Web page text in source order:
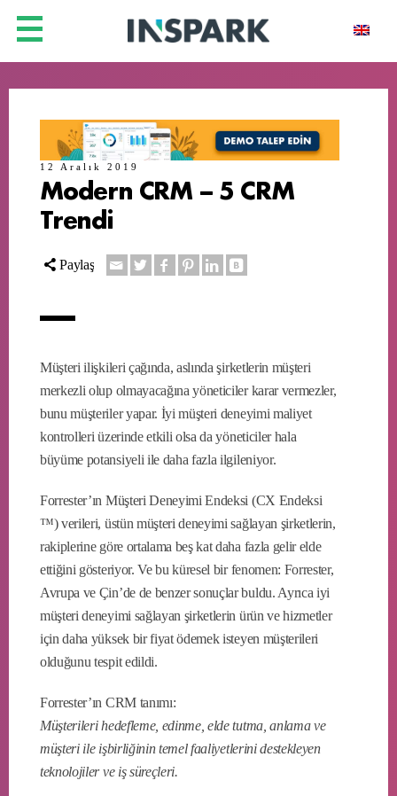
12 Aralık 2019
Modern CRM – 5 CRM
Trendi
Paylaş
Müşteri ilişkileri çağında, aslında şirketlerin müşteri
merkezli olup olmayacağına yöneticiler karar vermezler,
bunu müşteriler yapar. İyi müşteri deneyimi maliyet
kontrolleri üzerinde etkili olsa da yöneticiler hala
büyüme potansiyeli ile daha fazla ilgileniyor.
Forrester’ın Müşteri Deneyimi Endeksi (CX Endeksi
™) verileri, üstün müşteri deneyimi sağlayan şirketlerin,
rakiplerine göre ortalama beş kat daha fazla gelir elde
ettiğini gösteriyor. Ve bu küresel bir fenomen: Forrester,
Avrupa ve Çin’de de benzer sonuçlar buldu. Ayrıca iyi
müşteri deneyimi sağlayan şirketlerin ürün ve hizmetler
için daha yüksek bir fiyat ödemek isteyen müşterileri
olduğunu tespit edildi.
Forrester’ın CRM tanımı:
Müşterileri hedefleme, edinme, elde tutma, anlama ve
müşteri ile işbirliğinin temel faaliyetlerini destekleyen
teknolojiler ve iş süreçleri.